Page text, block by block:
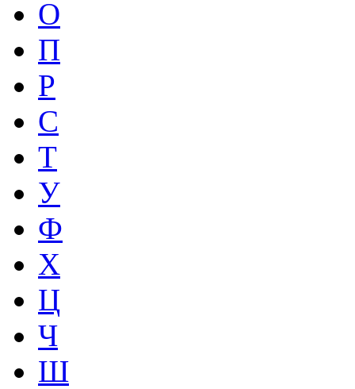
О
П
Р
С
Т
У
Ф
Х
Ц
Ч
Ш